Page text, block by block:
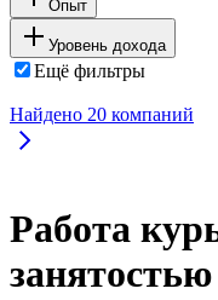
Опыт
Уровень дохода
Ещё фильтры
Найдено 20 компаний
Работа